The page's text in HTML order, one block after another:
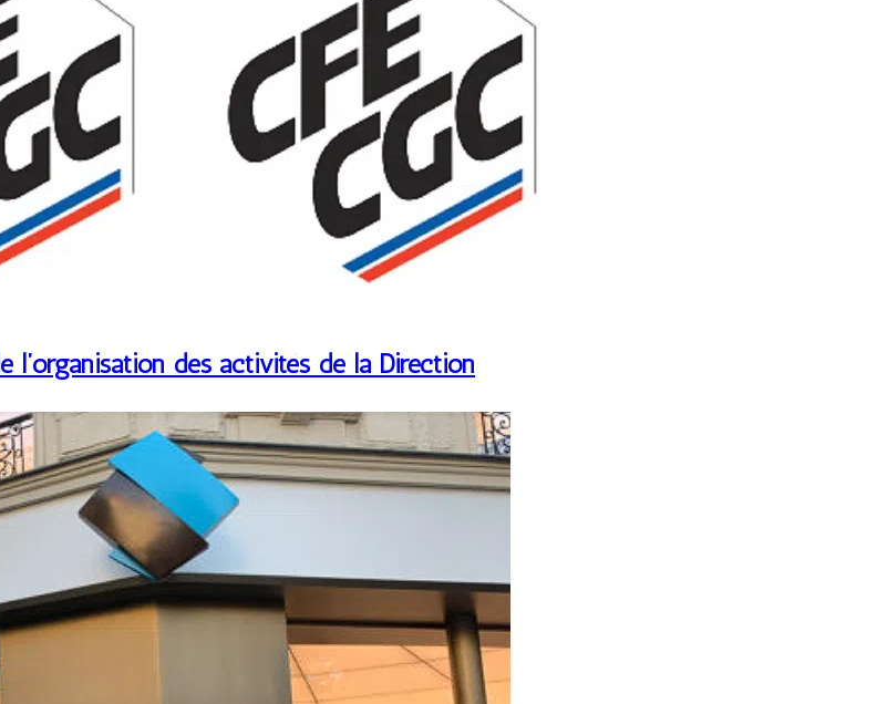
l’organisation des activités de la Direction